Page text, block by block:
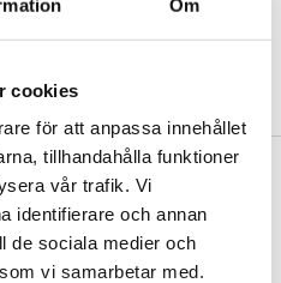
Om
cookies
för att anpassa innehållet
tillhandahålla funktioner
vår trafik. Vi
identifierare och annan
de sociala medier och
vi samarbetar med.
your question or
hearing from you.